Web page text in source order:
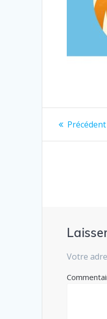
de
Précédent
Votre